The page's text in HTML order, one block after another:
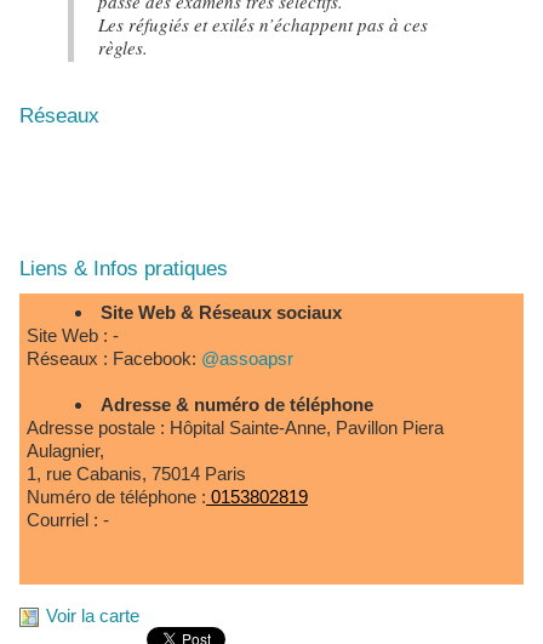
Les réfugiés et exilés n’échappent pas à ces
règles.
Réseaux
Liens & Infos pratiques
Site Web & Réseaux sociaux
Site Web : -
Réseaux : Facebook: @assoapsr
Adresse & numéro de téléphone
Adresse postale : Hôpital Sainte-Anne, Pavillon Piera
Aulagnier,
1, rue Cabanis, 75014 Paris
Numéro de téléphone : 0153802819
Courriel : -
Voir la carte